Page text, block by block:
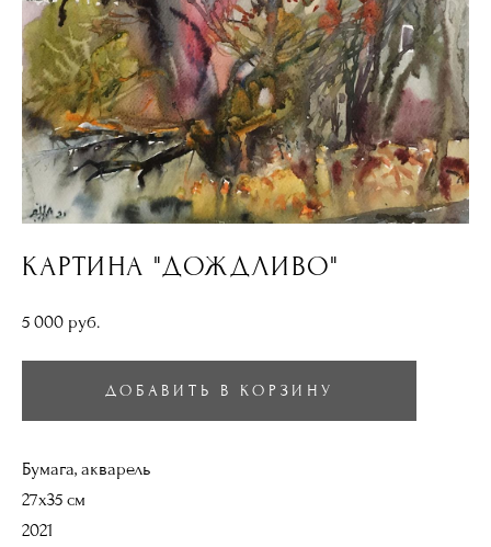
КАРТИНА "ДОЖДЛИВО"
5 000 pуб.
ДОБАВИТЬ В КОРЗИНУ
Бумага, акварель
27х35 см
2021